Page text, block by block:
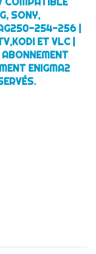
SONY,
254-256 |
ET VLC |
ENIGMA2